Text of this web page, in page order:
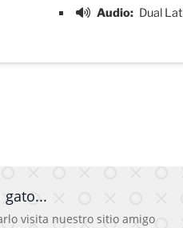
Audio: Dual Lat
gato...
visita nuestro sitio amigo